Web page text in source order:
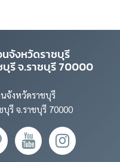
จังหวัดราชบุรี
บุรี จ.ราชบุรี 70000
จังหวัดราชบุรี
บุรี จ.ราชบุรี 70000